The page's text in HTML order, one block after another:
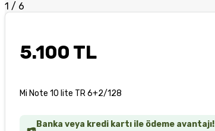
1 / 6
5.100 TL
Mi Note 10 lite TR 6+2/128
Banka veya kredi kartı ile ödeme avantajı!